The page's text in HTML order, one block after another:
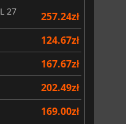
27
257.24zł
124.67zł
167.67zł
202.49zł
169.00zł